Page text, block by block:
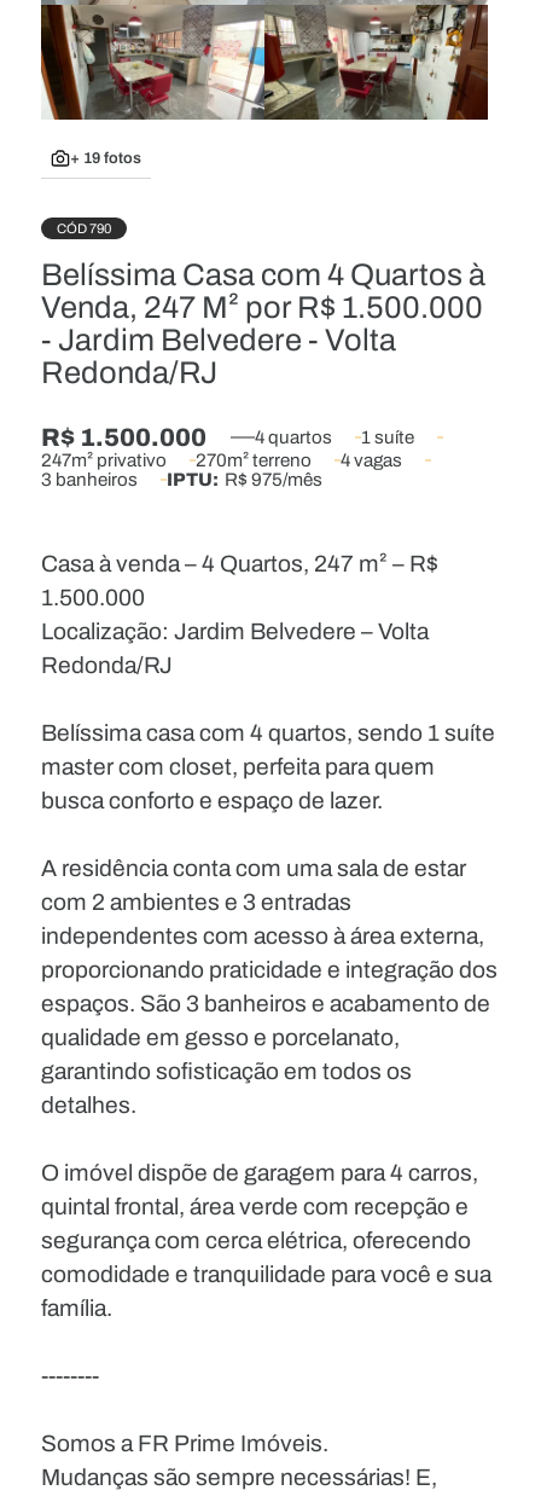
+ 19 fotos
CÓD 790
Belíssima Casa com 4 Quartos à
Venda, 247 M² por R$ 1.500.000
- Jardim Belvedere - Volta
Redonda/RJ
R$ 1.500.000 4 quartos
1 suíte
247m² privativo
270m² terreno
4 vagas
3 banheiros
IPTU: R$ 975/mês
Casa à venda – 4 Quartos, 247 m² – R$
1.500.000
Localização: Jardim Belvedere – Volta
Redonda/RJ
Belíssima casa com 4 quartos, sendo 1 suíte
master com closet, perfeita para quem
busca conforto e espaço de lazer.
A residência conta com uma sala de estar
com 2 ambientes e 3 entradas
independentes com acesso à área externa,
proporcionando praticidade e integração dos
espaços. São 3 banheiros e acabamento de
qualidade em gesso e porcelanato,
garantindo sofisticação em todos os
detalhes.
O imóvel dispõe de garagem para 4 carros,
quintal frontal, área verde com recepção e
segurança com cerca elétrica, oferecendo
comodidade e tranquilidade para você e sua
família.
--------
Somos a FR Prime Imóveis.
Mudanças são sempre necessárias! E,